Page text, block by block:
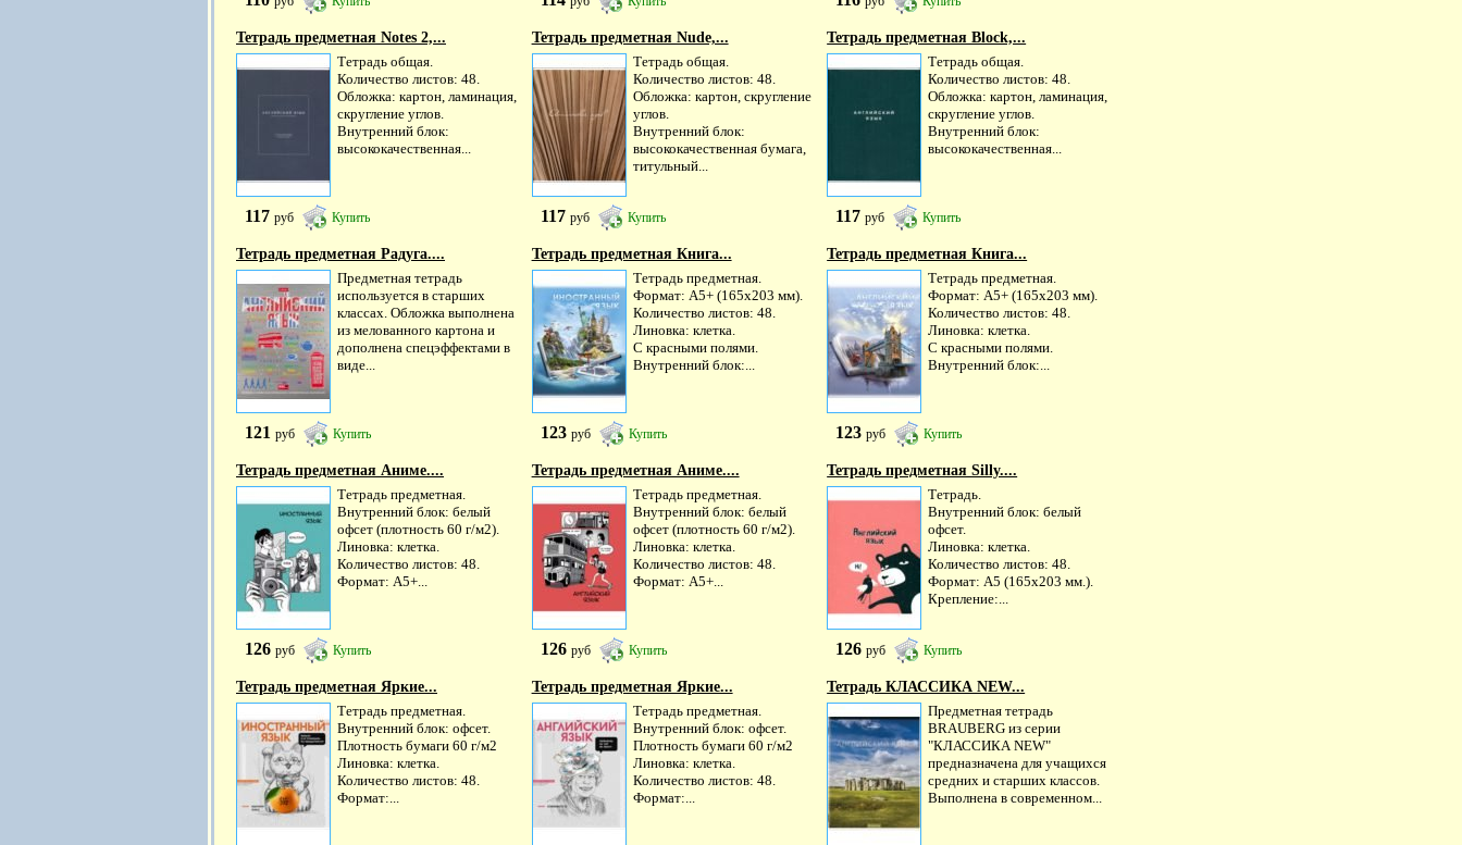
Тетрадь предметная Notes 2,...
Тетрадь общая.
Количество листов: 48.
Обложка: картон, ламинация,
скругление углов.
Внутренний блок:
высококачественная...
117 руб Купить
Тетрадь предметная Nude,...
Тетрадь общая.
Количество листов: 48.
Обложка: картон, скругление
углов.
Внутренний блок:
высококачественная бумага,
титульный...
117 руб Купить
Тетрадь предметная Block,...
Тетрадь общая.
Количество листов: 48.
Обложка: картон, ламинация,
скругление углов.
Внутренний блок:
высококачественная...
117руб Купить
Тетрадь предметная Радуга....
Предметная тетрадь
используется в старших
классах. Обложка выполнена
из мелованного картона и
дополнена спецэффектами в
виде...
121 руб Купить
Тетрадь предметная Книга...
Тетрадь предметная.
Формат: А5+ (165х203 мм).
Количество листов: 48.
Линовка: клетка.
С красными полями.
Внутренний блок:...
123 руб Купить
Тетрадь предметная Книга...
Тетрадь предметная.
Формат: А5+ (165х203 мм).
Количество листов: 48.
Линовка: клетка.
С красными полями.
Внутренний блок:...
123руб Купить
Тетрадь предметная Аниме....
Тетрадь предметная.
Внутренний блок: белый
офсет (плотность 60 г/м2).
Линовка: клетка.
Количество листов: 48.
Формат: А5+...
126 руб Купить
Тетрадь предметная Аниме....
Тетрадь предметная.
Внутренний блок: белый
офсет (плотность 60 г/м2).
Линовка: клетка.
Количество листов: 48.
Формат: А5+...
126 руб Купить
Тетрадь предметная Silly....
Тетрадь.
Внутренний блок: белый
офсет.
Линовка: клетка.
Количество листов: 48.
Формат: А5 (165х203 мм.).
Крепление:...
126руб Купить
Тетрадь предметная Яркие...
Тетрадь предметная.
Внутренний блок: офсет.
Плотность бумаги 60 г/м2
Линовка: клетка.
Количество листов: 48.
Формат:...
Тетрадь предметная Яркие...
Тетрадь предметная.
Внутренний блок: офсет.
Плотность бумаги 60 г/м2
Линовка: клетка.
Количество листов: 48.
Формат:...
Тетрадь КЛАССИКА NEW...
Предметная тетрадь
BRAUBERG из серии
"КЛАССИКА NEW"
предназначена для учащихся
средних и старших классов.
Выполнена в современном...